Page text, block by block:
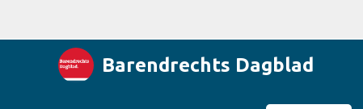
Barendrechts Dagblad